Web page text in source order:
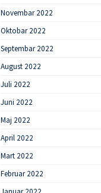
Novembar 2022
Oktobar 2022
Septembar 2022
August 2022
Juli 2022
Juni 2022
Maj 2022
April 2022
Mart 2022
Februar 2022